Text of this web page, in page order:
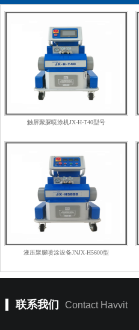
触屏聚脲喷涂机JX-H-T40型号
液压聚脲喷涂设备JNJX-H5600型
联系我们 Contact Havvit